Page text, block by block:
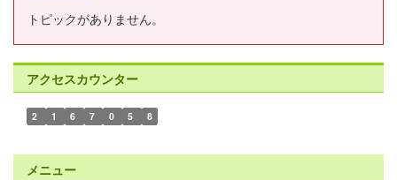
トピックがありません。
アクセスカウンター
2 1 6 7 0 5 8
メニュー